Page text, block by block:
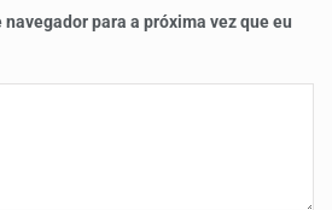
para a próxima vez que eu